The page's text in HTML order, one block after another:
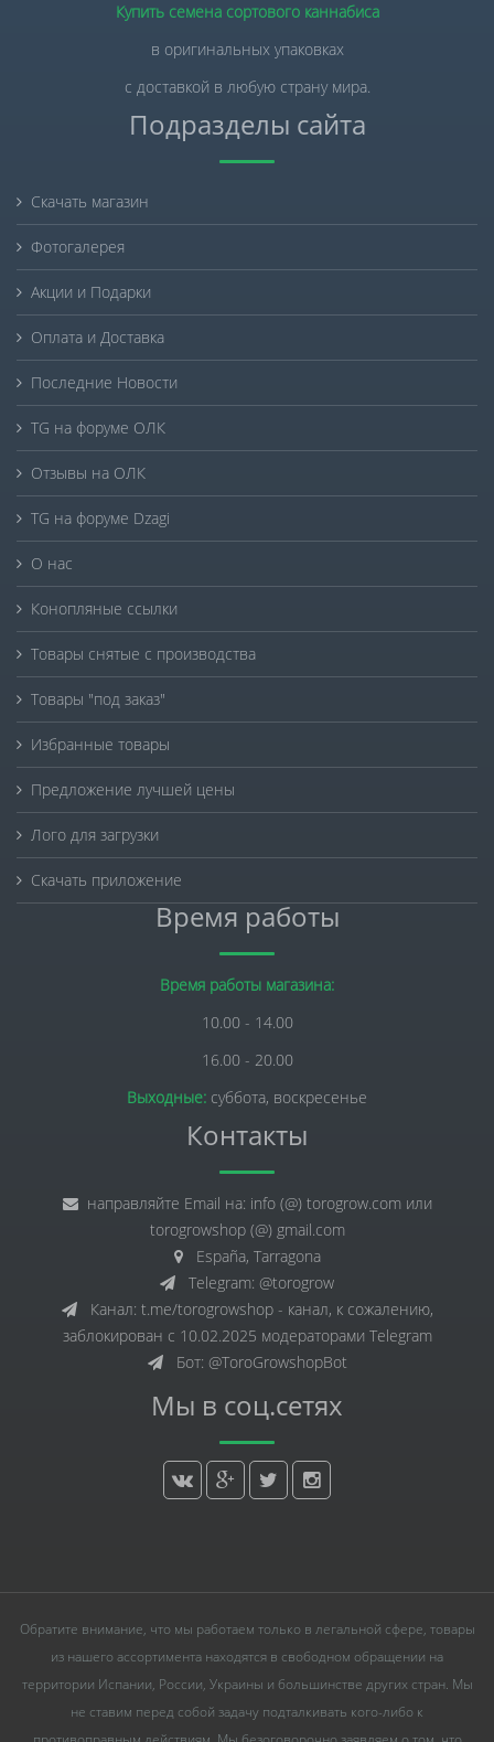
Купить семена сортового каннабиса
в оригинальных упаковках
с доставкой в любую страну мира.
Подразделы сайта
Скачать магазин
Фотогалерея
Акции и Подарки
Оплата и Доставка
Последние Новости
TG на форуме ОЛК
Отзывы на ОЛК
TG на форуме Dzagi
О нас
Конопляные ссылки
Товары снятые с производства
Товары "под заказ"
Избранные товары
Предложение лучшей цены
Лого для загрузки
Скачать приложение
Время работы
Время работы магазина:
10.00 - 14.00
16.00 - 20.00
Выходные: суббота, воскресенье
Контакты
направляйте Email на: info (@) torogrow.com или
torogrowshop (@) gmail.com
España, Tarragona
Telegram: @torogrow
Канал: t.me/torogrowshop - канал, к сожалению,
заблокирован с 10.02.2025 модераторами Telegram
Бот: @ToroGrowshopBot
Мы в соц.сетях
Обратите внимание, что мы работаем только в легальной сфере, товары
из нашего ассортимента находятся в свободном обращении на
территории Испании, России, Украины и большинстве других стран. Мы
не ставим перед собой задачу подталкивать кого-либо к